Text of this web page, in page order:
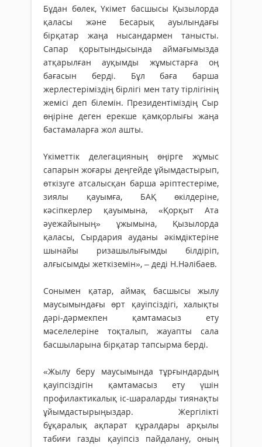
Бұдан бөлек, Үкімет басшысы Қызылорда
қаласы және Бесарық ауылындағы
бірқатар жаңа нысандармен танысты.
Сапар қорытындысында аймағымызда
атқарылған ауқымды жұмыстарға оң
бағасын берді. Бұл баға барша
жерлестеріміздің бірлігі мен тату тірлігінің
жемісі деп білемін. Президентіміздің Сыр
өңіріне деген ерекше қамқорлығы жаңа
бастамаларға жол ашты.
Үкіметтік делегацияның өңірге жұмыс
сапарын жоғары деңгейде ұйымдастырып,
өткізуге атсалысқан барша әріптестеріме,
зиялы қауымға, БАҚ өкілдеріне,
кәсіпкерлер қауымына, «Қорқыт Ата
әуежайының» ұжымына, Қызылорда
қаласы, Сырдария ауданы әкімдіктеріне
шынайы ризашылығымды білдіріп,
алғысымды жеткіземін», – деді Н.Нәлібаев.
Сонымен қатар, аймақ басшысы жылу
маусымындағы өрт қауіпсіздігі, халықты
дәрі-дәрмекпен қамтамасыз ету
мәселелеріне тоқталып, жауапты сала
басшыларына бірқатар тапсырма берді.
«Жылу беру маусымында тұрғындардың
қауіпсіздігін қамтамасыз ету үшін
профилактикалық іс-шараларды тиянақты
ұйымдастырыңыздар. Жергілікті
бұқаралық ақпарат құралдары арқылы
табиғи газды қауіпсіз пайдалану, оның